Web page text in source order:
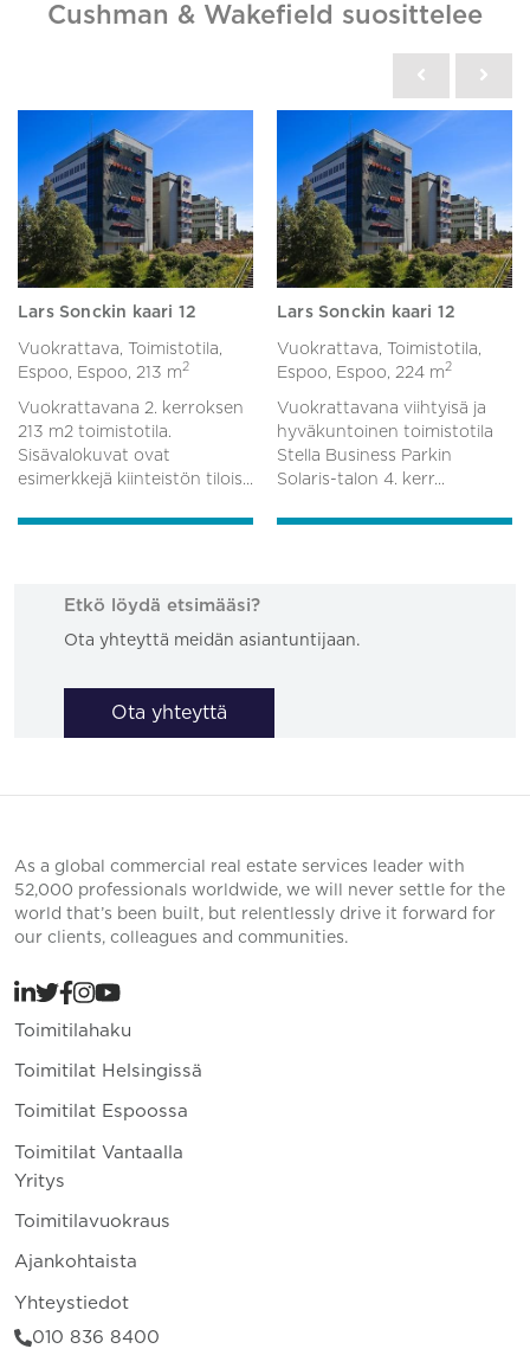
Cushman & Wakefield suosittelee
Lars Sonckin kaari 12
Vuokrattava, Toimistotila,
Espoo, Espoo, 213 m2
Vuokrattavana 2. kerroksen
213 m2 toimistotila.
Sisävalokuvat ovat
esimerkkejä kiinteistön tilois...
Lars Sonckin kaari 12
Vuokrattava, Toimistotila,
Espoo, Espoo, 224 m2
Vuokrattavana viihtyisä ja
hyväkuntoinen toimistotila
Stella Business Parkin
Solaris-talon 4. kerr...
Etkö löydä etsimääsi?
Ota yhteyttä meidän asiantuntijaan.
Ota yhteyttä
As a global commercial real estate services leader with
52,000 professionals worldwide, we will never settle for the
world that’s been built, but relentlessly drive it forward for
our clients, colleagues and communities.
Toimitilahaku
Toimitilat Helsingissä
Toimitilat Espoossa
Toimitilat Vantaalla
Yritys
Toimitilavuokraus
Ajankohtaista
Yhteystiedot
010 836 8400